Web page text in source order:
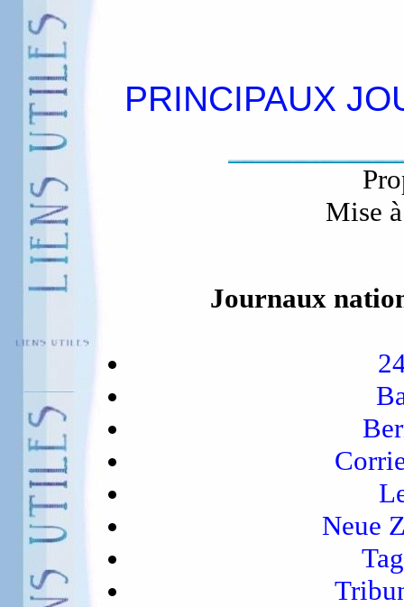
PRINCIPAUX
Mise
Journaux
Neue